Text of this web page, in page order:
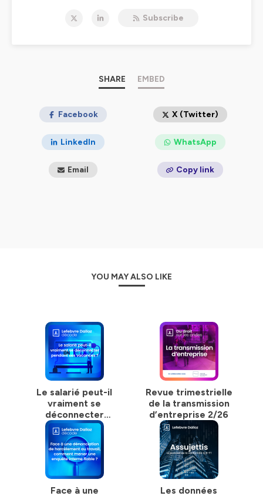
comptable, droit pénal, droit civil, droit public mais
experts-comptables, commissaires aux comptes,
directeurs administratif et financier, directeurs et
juridiques, directrices/directeurs de la conformité, chefs
public et académique étudiants en droit. Pour rester à
jour des dernières évolutions législatives et
réglementaires, abonnez-vous à notre chaîne !
Subscribe
SHARE EMBED
Facebook X (Twitter)
LinkedIn WhatsApp
Email Copy link
YOU MAY ALSO LIKE
Le salarié peut-il
vraiment se
déconnecter
pendant ses
vacances ?
Revue trimestrielle
de la transmission
d’entreprise 2/26
Face à une Les données